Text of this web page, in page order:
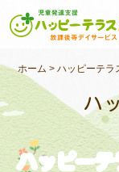
私たちに
未就学
小学生
支援事例
ホーム >ハッピーテラ
ハ
ハッピー